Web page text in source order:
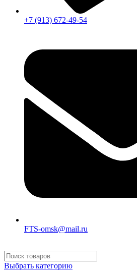
+7 (913) 672-49-54
FTS-omsk@mail.ru
Выбрать категорию